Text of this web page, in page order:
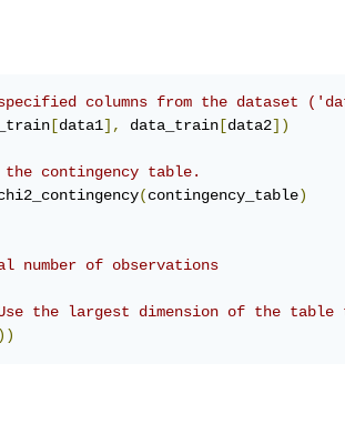
columns from the dataset
[data1], data_train [data2])
contingency table.
(contingency_table)
number of observations
the largest dimension of the table